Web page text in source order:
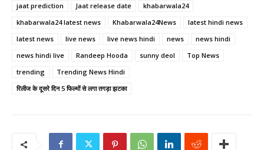
jaat prediction
Jaat release date
khabarwala24
khabarwala24 latest news
Khabarwala24News
latest hindi news
latest news
live news live news hindi news
news hindi
news hindi live
Randeep Hooda sunny deol
Top News
trending
Trending News Hindi
रिलीज के दूसरे दिन 5 फिल्मों से लगा तगड़ा झटका